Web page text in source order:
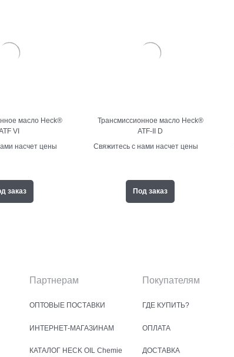
масло Heck®
VI
насчет цены
заказ
Трансмиссионное масло Heck®
ATF-II D
Свяжитесь с нами насчет цены
Под заказ
Партнерам
ОПТОВЫЕ ПОСТАВКИ
ИНТЕРНЕТ-МАГАЗИНАМ
КАТАЛОГ HECK OIL Chemie
Покупателям
ГДЕ КУПИТЬ?
ОПЛАТА
ДОСТАВКА